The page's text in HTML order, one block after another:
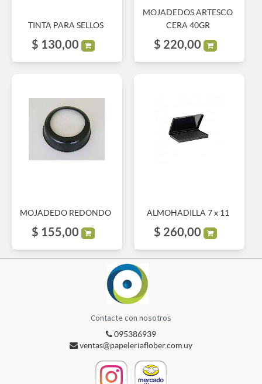
TINTA PARA SELLOS
$ 130,00
MOJADEDOS ARTESCO
CERA 40GR
$ 220,00
MOJADEDO REDONDO
$ 155,00
ALMOHADILLA 7 x 11
$ 260,00
Contacte con nosotros
095386939
ventas@papeleriaflober.com.uy